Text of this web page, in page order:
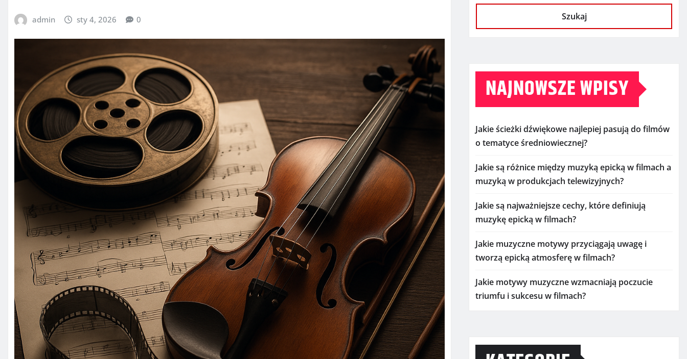
admin sty 4, 2026 0 Szukaj
NAJNOWSZE WPISY
Jakie ścieżki dźwiękowe najlepiej pasują do filmów
o tematyce średniowiecznej?
Jakie są różnice między muzyką epicką w filmach a
muzyką w produkcjach telewizyjnych?
Jakie są najważniejsze cechy, które definiują
muzykę epicką w filmach?
Jakie muzyczne motywy przyciągają uwagę i
tworzą epicką atmosferę w filmach?
Jakie motywy muzyczne wzmacniają poczucie
triumfu i sukcesu w filmach?